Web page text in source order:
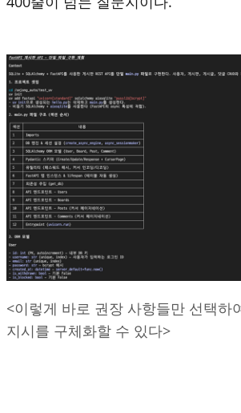
<이렇게 바로 권장 사항들만 선택하
지시를 구체화할 수 있다>